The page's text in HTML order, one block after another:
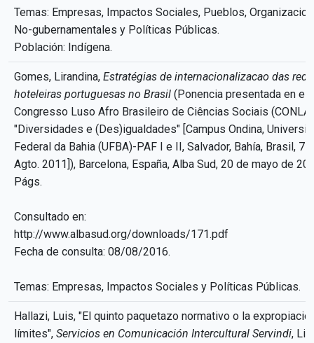
Temas: Empresas, Impactos Sociales, Pueblos,
No-gubernamentales y Políticas Públicas.
Población: Indígena.
Gomes, Lirandina, Estratégias de internacionalizacao das
hoteleiras portuguesas no Brasil (Ponencia presentada en el
Congresso Luso Afro Brasileiro de Ciências Sociais
"Diversidades e (Des)igualdades" [Campus Ondina,
Federal da Bahia (UFBA)-PAF I e II, Salvador, Bahía, Brasil, 7-
Agto. 2011]), Barcelona, España, Alba Sud, 20 de mayo de
Págs.
Consultado en:
http://www.albasud.org/downloads/171.pdf
Fecha de consulta: 08/08/2016.
Temas: Empresas, Impactos Sociales y Políticas Públicas.
Hallazi, Luis, "El quinto paquetazo normativo o la
límites", Servicios en Comunicación Intercultural Servindi,